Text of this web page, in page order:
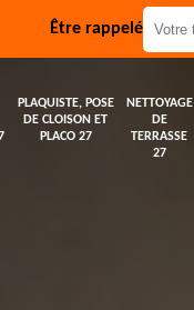
Être rappelé
PLAQUISTE, POSE
DE CLOISON ET
PLACO 27
NETTOYAGE
DE
TERRASSE
27